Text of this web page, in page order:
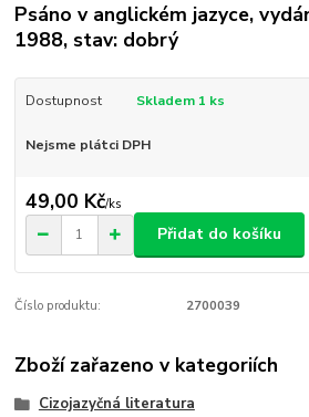
Psáno v anglickém jazyce,
1988, stav: dobrý
Dostupnost Skladem 1 ks
Nejsme plátci DPH
49,00 Kč/ks
Přidat do košíku
Číslo produktu: 2700039
Zboží zařazeno v kategoriích
Cizojazyčná literatura